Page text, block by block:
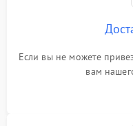
Если вы не можете
вам